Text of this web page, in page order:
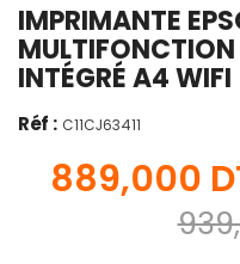
IMPRIMANTE
MULTIFONCTION
INTÉGRÉ A4
Réf : C11CJ63411
889,000